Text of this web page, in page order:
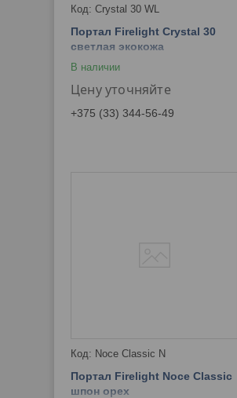
Crystal 30 WL
Портал Firelight Crystal 30
светлая экокожа
В наличии
Цену уточняйте
+375 (33) 344-56-49
Noce Classic N
Портал Firelight Noce Classic
шпон орех